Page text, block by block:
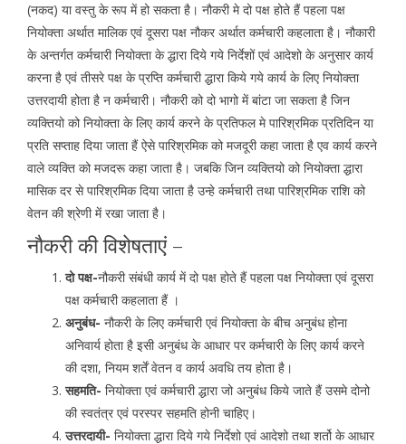
(नकद) या वस्तु के रूप में हो सकता है। नौकरी मे दो पक्ष होते हैं पहला पक्ष
नियोक्ता अर्थात मालिक एवं दूसरा पक्ष नौकर अर्थात कर्मचारी कहलाता है। नौकारी
के अन्तर्गत कर्मचारी नियोक्ता के द्धारा दिये गये निर्देशों एवं आदेशो के अनुसार कार्य
करना है एवं तीसरे पक्ष के प्रप्ति कर्मचारी द्धारा किये गये कार्य के लिए नियोक्ता
उत्तरदायी होता है न कर्मचारी। नौकरी को दो भागो में बांटा जा सकता है जिन
व्यक्तियो को नियोक्ता के लिए कार्य करने के प्रतिफल मे पारिश्रमिक प्रतिदिन या
प्रति सप्ताह दिया जाता हैं ऐसे पारिश्रमिक को मजदूरी कहा जाता है एव कार्य करने
वाले व्यक्ति को मजदरू कहा जाता है। जबकि जिन व्यक्तियो को नियोक्ता द्धारा
मासिक दर से पारिश्रमिक दिया जाता है उन्हे कर्मचारी तथा पारिश्रमिक राशि को
वेतन की श्रेणी में रखा जाता है।
नौकरी की विशेषताएं –
दो पक्ष-नौकरी संबंधी कार्य में दो पक्ष होते हैं पहला पक्ष नियोक्ता एवं दूसरा
पक्ष कर्मचारी कहलाता हैं ।
अनुबंध- नौकरी के लिए कर्मचारी एवं नियोक्ता के बीच अनुबंध होना
अनिवार्य होता है इसी अनुबंध के आधार पर कर्मचारी के लिए कार्य करने
की दशा, नियम शर्तें वेतन व कार्य अवधि तय होता है।
सहमति- नियोक्ता एवं कर्मचारी द्धारा जो अनुबंध किये जाते हैं उसमे दोनो
की स्वतंत्र एवं परस्पर सहमति होनी चाहिए।
उत्तरदायी- नियोक्ता द्धारा दिये गये निर्देशो एवं आदेशो तथा शर्तो के आधार